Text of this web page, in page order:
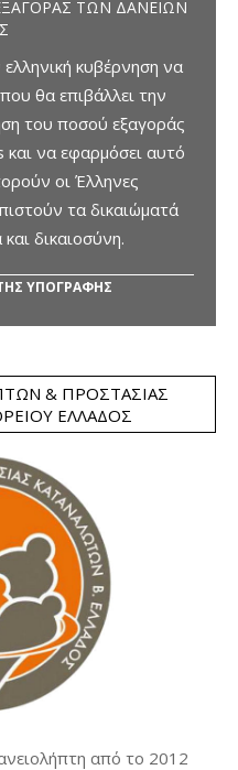
ΤΩΝ ΔΑΝΕΊΩΝ
κυβέρνηση να
θα επιβάλλει την
του ποσού εξαγοράς
να εφαρμόσει αυτό
οι Έλληνες
τα δικαιώματά
δικαιοσύνη.
ΥΠΟΓΡΑΦΗΣ
& ΠΡΟΣΤΑΣΊΑΣ
ΕΛΛΆΔΟΣ
από το 2012